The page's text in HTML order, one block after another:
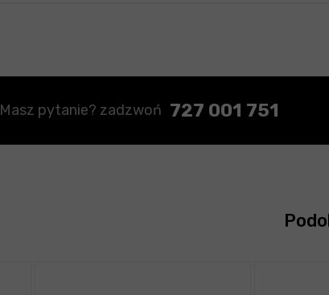
Masz pytanie? zadzwoń 727 001 751